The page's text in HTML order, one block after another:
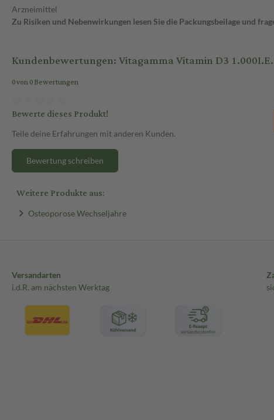
Arzneimittel
Zu Risiken und Nebenwirkungen lesen Sie die Packungsbeilage und
Kundenbewertungen: Vitagamma Vitamin D3
0 von 0 Bewertungen
Bewerte dieses Produkt!
Teile deine Erfahrungen mit anderen Kunden.
Bewertung schreiben
Weitere Produkte aus:
Osteoporose Wechseljahre
Versandarten
i.d.R. am nächsten Werktag